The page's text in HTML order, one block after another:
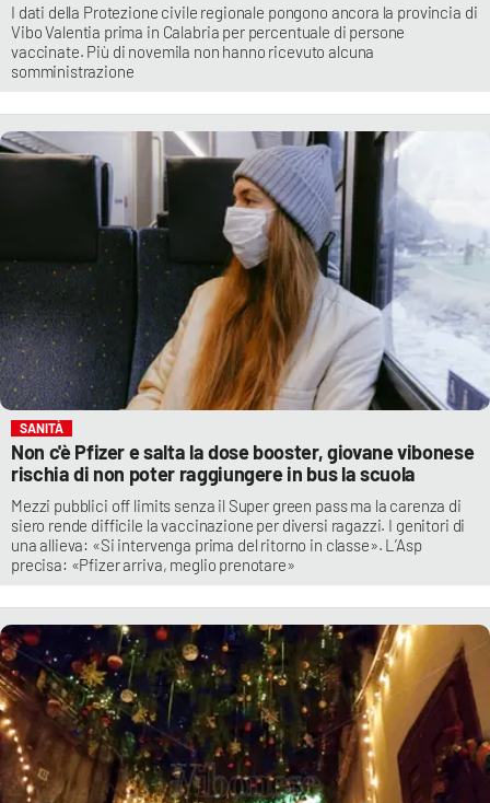
I dati della Protezione civile regionale pongono ancora la provincia di
Vibo Valentia prima in Calabria per percentuale di persone
vaccinate. Più di novemila non hanno ricevuto alcuna
somministrazione
SANITÀ
Non c'è Pfizer e salta la dose booster, giovane vibonese
rischia di non poter raggiungere in bus la scuola
Mezzi pubblici off limits senza il Super green pass ma la carenza di
siero rende difficile la vaccinazione per diversi ragazzi. I genitori di
una allieva: «Si intervenga prima del ritorno in classe». L’Asp
precisa: «Pfizer arriva, meglio prenotare»